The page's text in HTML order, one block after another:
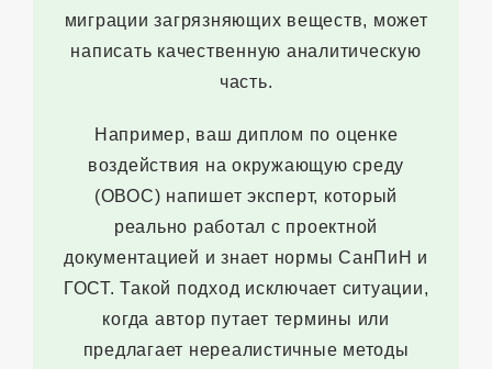
миграции загрязняющих веществ, может
написать качественную аналитическую
часть.
Например, ваш диплом по оценке
воздействия на окружающую среду
(ОВОС) напишет эксперт, который
реально работал с проектной
документацией и знает нормы СанПиН и
ГОСТ. Такой подход исключает ситуации,
когда автор путает термины или
предлагает нереалистичные методы